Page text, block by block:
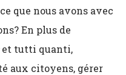
que nous avons avec
En plus de
et tutti quanti,
aux citoyens, gérer